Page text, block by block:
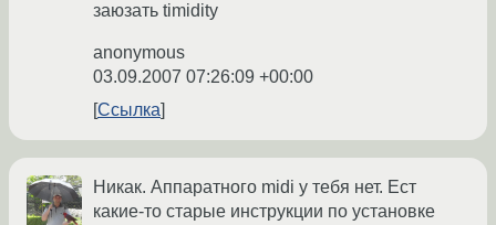
заюзать timidity
anonymous
03.09.2007 07:26:09 +00:00
Ссылка
Никак. Аппаратного midi у тебя нет. Ест
какие-то старые инструкции по установке